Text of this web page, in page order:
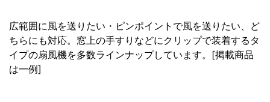
広範囲に風を送りたい・ピンポイントで風を送りたい、ど
ちらにも対応。窓上の手すりなどにクリップで装着するタ
イプの扇風機を多数ラインナップしています。[掲載商品
は一例]